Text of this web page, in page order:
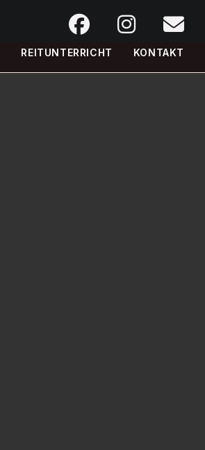
REITUNTERRICHT KONTAKT